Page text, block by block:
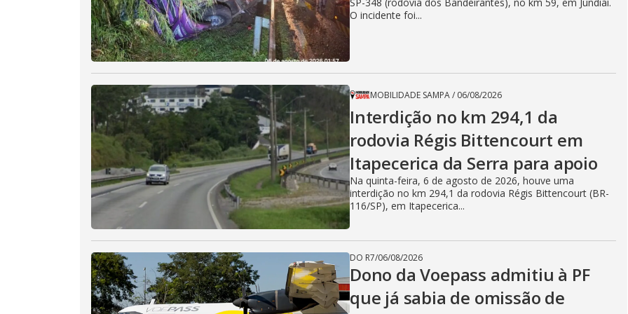
O incidente foi...
MOBILIDADE SAMPA/ 06/08/2026
Interdição no km 294,1 da
rodovia Régis Bittencourt em
Itapecerica da Serra para apoio
Na quinta-feira, 6 de agosto de 2026, houve uma
interdição no km 294,1 da rodovia Régis Bittencourt (BR-
116/SP), em Itapecerica...
DO R7/06/08/2026
Dono da Voepass admitiu à PF
que já sabia de omissão de